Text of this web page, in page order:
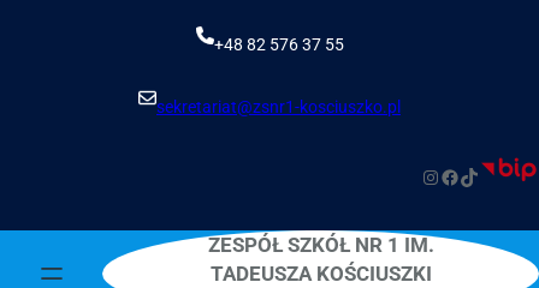
+48 82 576 37 55
sekretariat@zsnr1-kosciuszko.pl
Instagram Facebook TikTok
ZESPÓŁ SZKÓŁ NR 1 IM.
TADEUSZA KOŚCIUSZKI